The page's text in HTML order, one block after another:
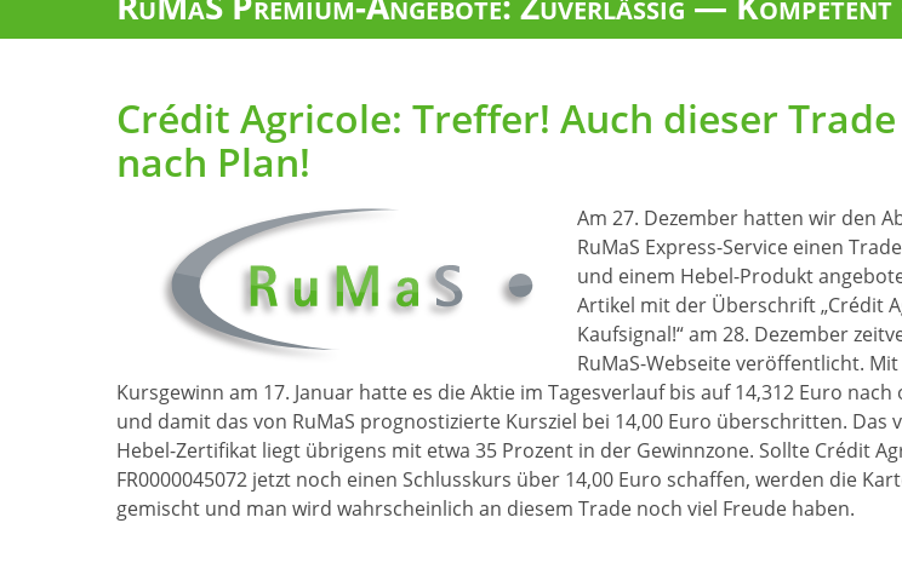
Crédit Agricole: Treffer! Auch dieser
nach Plan!
Am 27. Dezember hatten wir den
RuMaS Express-Service einen
und einem Hebel-Produkt
Artikel mit der Überschrift „Crédit
Kaufsignal!“ am 28. Dezember
RuMaS-Webseite veröffentlicht.
Kursgewinn am 17. Januar hatte es die Aktie im Tagesverlauf bis auf 14,312 Euro
und damit das von RuMaS prognostizierte Kursziel bei 14,00 Euro überschritten. Das
Hebel-Zertifikat liegt übrigens mit etwa 35 Prozent in der Gewinnzone. Sollte Crédit
FR0000045072 jetzt noch einen Schlusskurs über 14,00 Euro schaffen, werden die
gemischt und man wird wahrscheinlich an diesem Trade noch viel Freude haben.